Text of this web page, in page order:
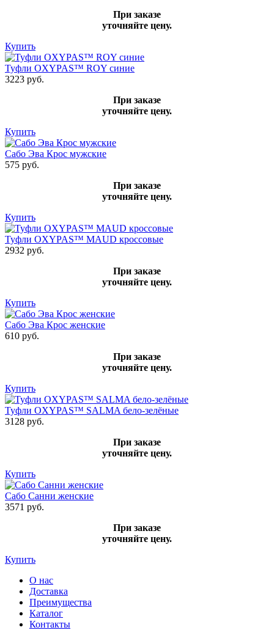
При заказе
уточняйте цену.
Купить
Туфли OXYPAS™ ROY синие
3223 руб.
При заказе
уточняйте цену.
Купить
Сабо Эва Крос мужские
575 руб.
При заказе
уточняйте цену.
Купить
Туфли OXYPAS™ MAUD кроссовые
2932 руб.
При заказе
уточняйте цену.
Купить
Сабо Эва Крос женские
610 руб.
При заказе
уточняйте цену.
Купить
Туфли OXYPAS™ SALMA бело-зелёные
3128 руб.
При заказе
уточняйте цену.
Купить
Сабо Санни женские
3571 руб.
При заказе
уточняйте цену.
Купить
О нас
Доставка
Преимущества
Каталог
Контакты